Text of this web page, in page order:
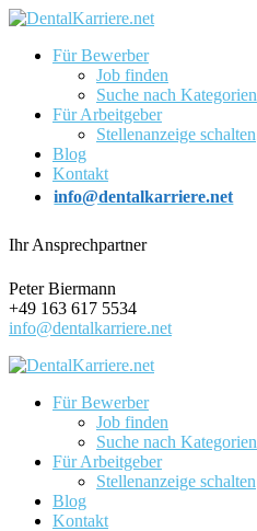
Für Bewerber
Job finden
Suche nach Kategorien
Für Arbeitgeber
Stellenanzeige schalten
Blog
Kontakt
info@dentalkarriere.net
Ihr Ansprechpartner
Peter Biermann
+49 163 617 5534
info@dentalkarriere.net
Für Bewerber
Job finden
Suche nach Kategorien
Für Arbeitgeber
Stellenanzeige schalten
Blog
Kontakt